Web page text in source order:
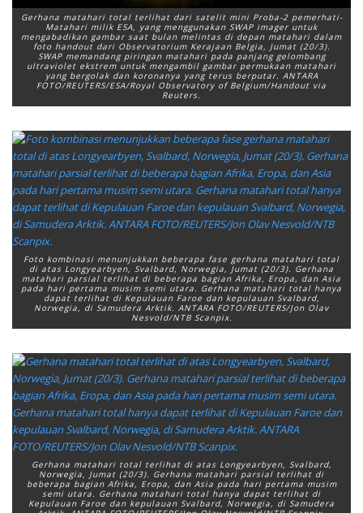
Gerhana matahari total terlihat dari satelit mini Proba-2 pemerhati-
Matahari milik ESA, yang menggunakan SWAP imager untuk
mengabadikan gambar saat bulan melintas di depan matahari dalam
foto handout dari Observatorium Kerajaan Belgia, Jumat (20/3).
SWAP memandang piringan matahari pada panjang gelombang
ultraviolet ekstrem untuk mengambil gambar permukaan matahari
yang bergolak dan koronanya yang terus berputar. ANTARA
FOTO/REUTERS/ESA/Royal Observatory of Belgium/Handout via
Reuters.
Foto kombinasi menunjukkan beberapa fase gerhana matahari total
di atas Longyearbyen, Svalbard, Norwegia, Jumat (20/3). Gerhana
matahari parsial terlihat di beberapa bagian Afrika, Eropa, dan Asia
pada hari pertama musim semi utara. Gerhana matahari total hanya
dapat terlihat di Kepulauan Faroe dan kepulauan Svalbard,
Norwegia, di Samudera Arktik. ANTARA FOTO/REUTERS/Jon Olav
Nesvold/NTB Scanpix.
Gerhana matahari total terlihat di atas Longyearbyen, Svalbard,
Norwegia, Jumat (20/3). Gerhana matahari parsial terlihat di
beberapa bagian Afrika, Eropa, dan Asia pada hari pertama musim
semi utara. Gerhana matahari total hanya dapat terlihat di
Kepulauan Faroe dan kepulauan Svalbard, Norwegia, di Samudera